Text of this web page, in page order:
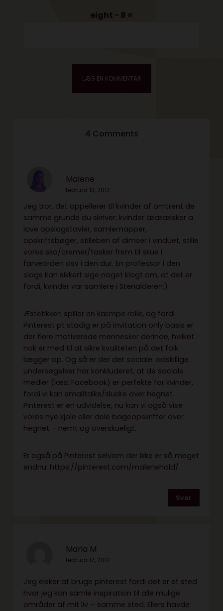
eight − 8 =
4 Comments
Malene
februar 13, 2012
Jeg tror, det appellerer til kvinder af omtrent de
samme grunde du skriver: kvinder ææælsker a
lave opslagstavler, samlemapper,
opskriftsbøger, stilleben af dimser i vinduet, stille
vores sko/cremer/tasker frem til skue i
farveorden osv i den dur. En professor i den
slags kan sikkert sige noget klogt om, at det er
fordi, kvinder var samlere i Stenalderen;)
Æstetikken spiller en kæmpe rolle, og fordi
Pinterest pt stadig er på invitation only basis er
der flere motiverede mennesker derinde, hvilket
nok er med til at sikre kvaliteten på det folk
lægger op. Og så er der det sociale: adskillige
undersøgelser har konkluderet, at de sociale
medier (læs: Facebook) er perfekte for kvinder,
fordi vi kan smalltalke/sludre over hegnet.
Pinterest er en udvidelse, nu kan vi også vise
vores nye kjole eller dele bageopskrifter over
hegnet – nemt og overskueligt.
Er også på Pinterest selvom der ikke er så meget
endnu: https://pinterest.com/malenehald/
Svar
Maria M
februar 17, 2012
Jeg elsker at bruge pinterest fordi det er et sted
hvor jeg kan samle inspiration til alle mulige
områder af mit liv – samme sted. Ellers havde